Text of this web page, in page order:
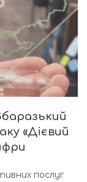
«Дієвий
послуг